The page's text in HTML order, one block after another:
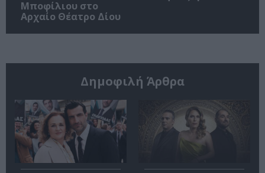
Μποφίλιου στο
Αρχαίο Θέατρο Δίου
Δημοφιλή Άρθρα